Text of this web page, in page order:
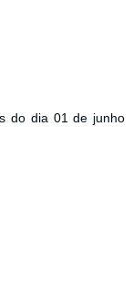
do dia 01 de junho